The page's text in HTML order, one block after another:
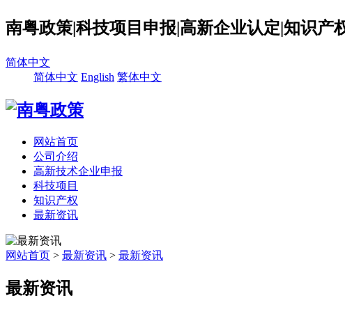
南粤政策|科技项目申报|高新企业认定|知识产
简体中文
简体中文 English 繁体中文
网站首页
公司介绍
高新技术企业申报
科技项目
知识产权
最新资讯
网站首页 > 最新资讯 > 最新资讯
最新资讯